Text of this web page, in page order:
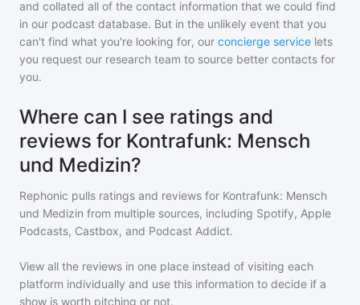
and collated all of the contact information that we could find
in our podcast database. But in the unlikely event that you
can't find what you're looking for, our concierge service lets
you request our research team to source better contacts for
you.
Where can I see ratings and
reviews for Kontrafunk: Mensch
und Medizin?
Rephonic pulls ratings and reviews for Kontrafunk: Mensch
und Medizin from multiple sources, including Spotify, Apple
Podcasts, Castbox, and Podcast Addict.
View all the reviews in one place instead of visiting each
platform individually and use this information to decide if a
show is worth pitching or not.